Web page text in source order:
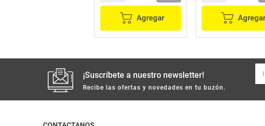
Agregar Agregar
¡Suscríbete a nuestro newsletter!
Recibe las ofertas y novedades en tu buzón.